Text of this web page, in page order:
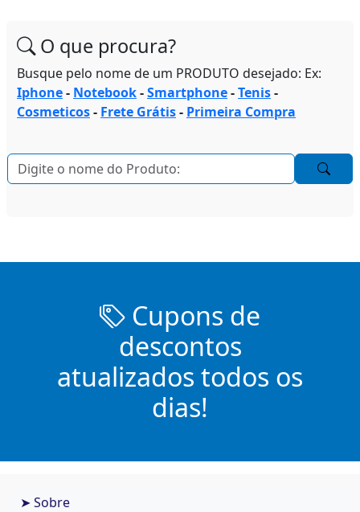
O que procura?
Busque pelo nome de um PRODUTO desejado: Ex:
Iphone- Notebook-Smartphone-Tenis-
Cosmeticos- Frete Grátis- Primeira Compra
Cupons de
descontos
atualizados todos os
dias!
➤ Sobre